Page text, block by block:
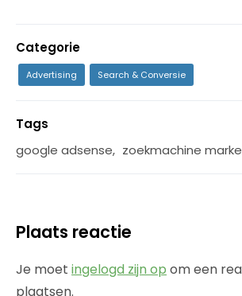
Categorie
Advertising Search & Conversie
Tags
google adsense, zoekmachine
Plaats reactie
Je moet ingelogd zijn op om een
plaatsen.